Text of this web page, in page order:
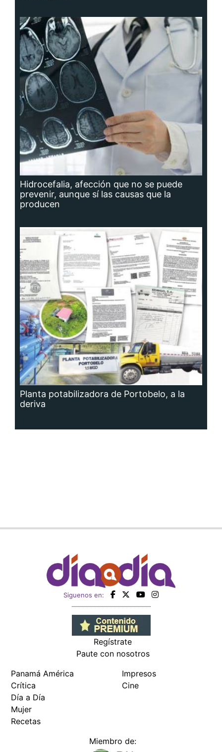
Hidrocefalia, afección que no se puede
prevenir, aunque sí las causas que la
producen
Planta potabilizadora de Portobelo, a la
deriva
Siguenos en:
Regístrate
Paute con nosotros
Panamá América
Crítica
Día a Día
Mujer
Recetas
Impresos
Cine
Miembro de: